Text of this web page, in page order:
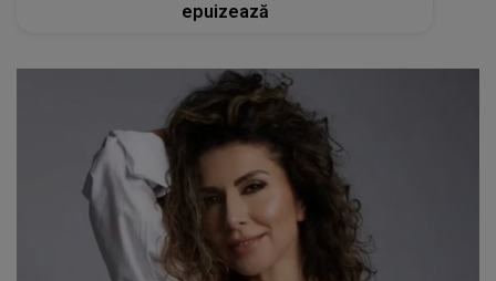
epuizează